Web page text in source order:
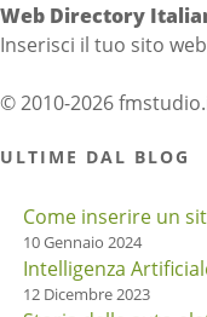
Web Directory
Inserisci il tuo sito
© 2010-2026
ULTIME DAL BLOG
Come inserire un
10 Gennaio 2024
Intelligenza
12 Dicembre 2023